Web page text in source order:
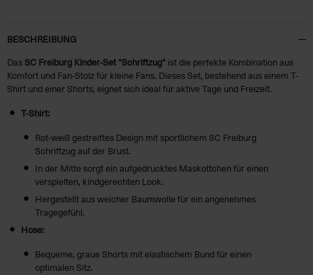
BESCHREIBUNG
Das SC Freiburg Kinder-Set "Schriftzug" ist die perfekte Kombination aus
Komfort und Fan-Stolz für kleine Fans. Dieses Set, bestehend aus einem T-
Shirt und einer Shorts, eignet sich ideal für aktive Tage und Freizeit.
T-Shirt:
Rot-weiß gestreiftes Design mit sportlichem SC Freiburg
Schriftzug auf der Brust.
In der Mitte sorgt ein aufgedrucktes Maskottchen für einen
verspielten, kindgerechten Look.
Hergestellt aus weicher Baumwolle für ein angenehmes
Tragegefühl.
Hose:
Bequeme, graue Shorts mit elastischem Bund für einen
optimalen Sitz.